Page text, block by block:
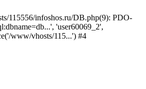
115556/infoshos.ru/DB.php(9): PDO-
'user60069_2',
www/vhosts/115...') #4